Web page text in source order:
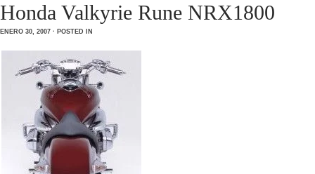
Honda Valkyrie Rune NRX1800
ENERO 30, 2007 · POSTED IN